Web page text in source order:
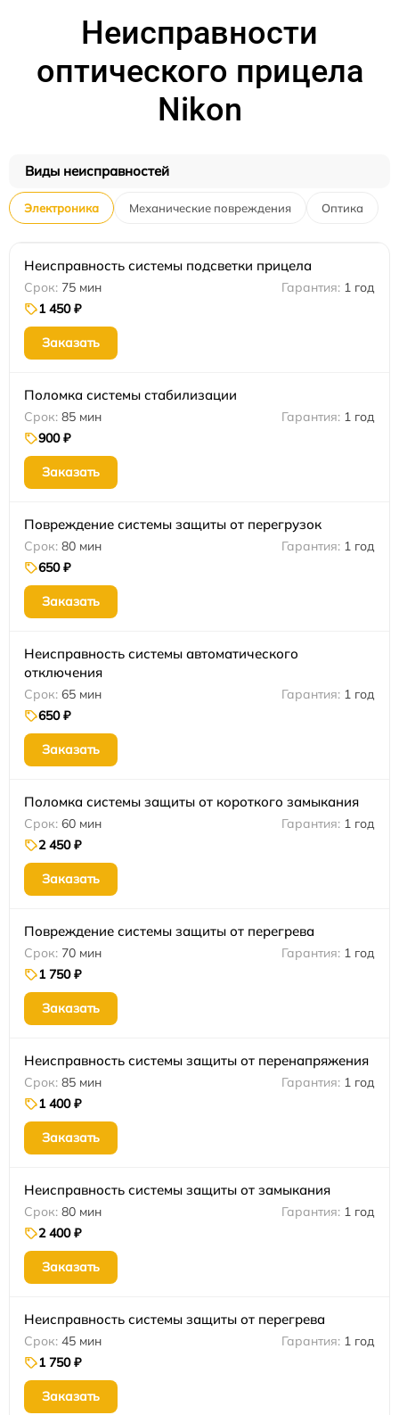
Неисправности
оптического прицела
Nikon
Виды неисправностей
Электроника Механические повреждения Оптика
Неисправность системы подсветки прицела
75 мин
1 год
1 450 ₽
Заказать
Поломка системы стабилизации
85 мин
1 год
900 ₽
Заказать
Повреждение системы защиты от перегрузок
80 мин
1 год
650 ₽
Заказать
Неисправность системы автоматического
отключения
65 мин
1 год
650 ₽
Заказать
Поломка системы защиты от короткого замыкания
60 мин
1 год
2 450 ₽
Заказать
Повреждение системы защиты от перегрева
70 мин
1 год
1 750 ₽
Заказать
Неисправность системы защиты от перенапряжения
85 мин
1 год
1 400 ₽
Заказать
Неисправность системы защиты от замыкания
80 мин
1 год
2 400 ₽
Заказать
Неисправность системы защиты от перегрева
45 мин
1 год
1 750 ₽
Заказать